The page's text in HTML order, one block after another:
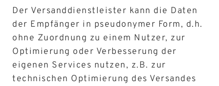
Der Versanddienstleister kann die Daten
der Empfänger in pseudonymer Form, d.h.
ohne Zuordnung zu einem Nutzer, zur
Optimierung oder Verbesserung der
eigenen Services nutzen, z.B. zur
technischen Optimierung des Versandes